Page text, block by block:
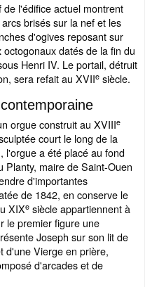
l'édifice actuel montrent
brisés sur la nef et les
d'ogives reposant sur
datés de la fin du
Henri IV. Le portail, détruit
sera refait au XVIIe siècle.
orgue construit au XVIIIe
court le long de la
l'orgue a été placé au fond
Planty, maire de Saint-Ouen
d'importantes
de 1842, en conserve le
XIXe siècle appartiennent à
le premier figure une
Joseph sur son lit de
d'une Vierge en prière,
d'arcades et de